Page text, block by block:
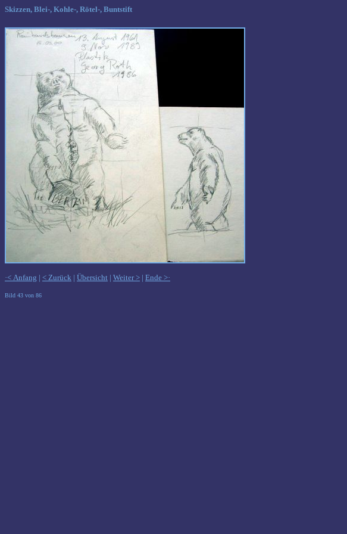
Skizzen, Blei-, Kohle-, Rötel-, Buntstift
·< Anfang | < Zurück | Übersicht | Weiter > | Ende >·
Bild 43 von 86